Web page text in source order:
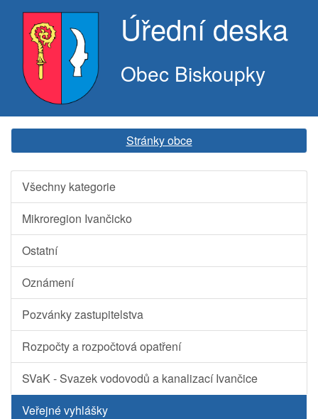
Úřední deska
Obec Biskoupky
Stránky obce
Všechny kategorie
Mikroregion Ivančicko
Ostatní
Oznámení
Pozvánky zastupitelstva
Rozpočty a rozpočtová opatření
SVaK - Svazek vodovodů a kanalizací Ivančice
Veřejné vyhlášky